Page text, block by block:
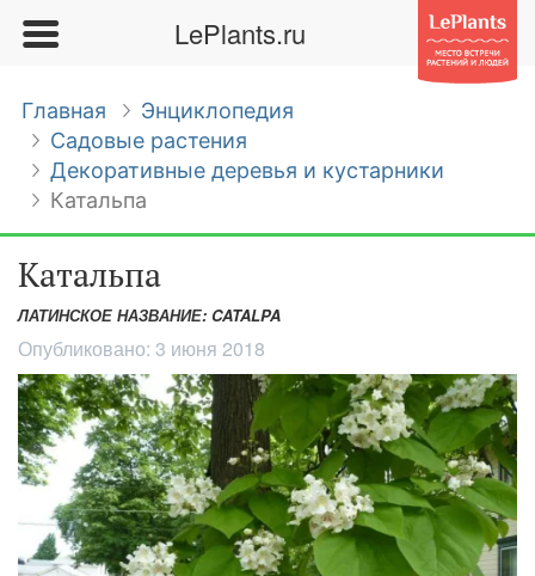
LePlants.ru
Главная
Энциклопедия
Садовые растения
Декоративные деревья и кустарники
Катальпа
Катальпа
ЛАТИНСКОЕ НАЗВАНИЕ: CATALPA
Опубликовано: 3 июня 2018